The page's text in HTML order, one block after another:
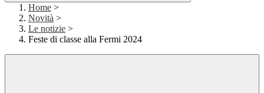
Home >
Novità >
Le notizie >
Feste di classe alla Fermi 2024